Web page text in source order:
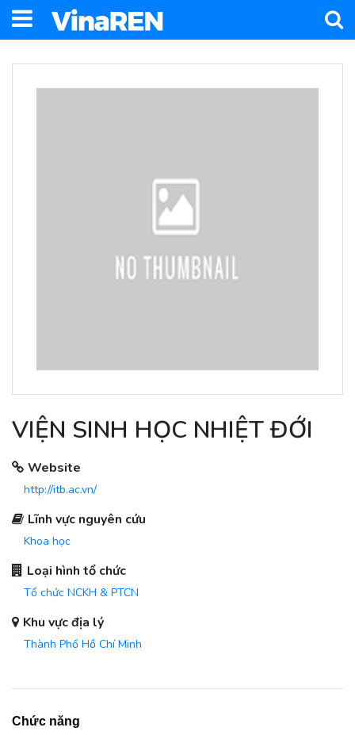
VIỆN SINH HỌC NHIỆT ĐỚI
Website
http://itb.ac.vn/
Lĩnh vực nguyên cứu
Khoa học
Loại hình tổ chức
Tổ chức NCKH & PTCN
Khu vực địa lý
Thành Phố Hồ Chí Minh
Chức năng